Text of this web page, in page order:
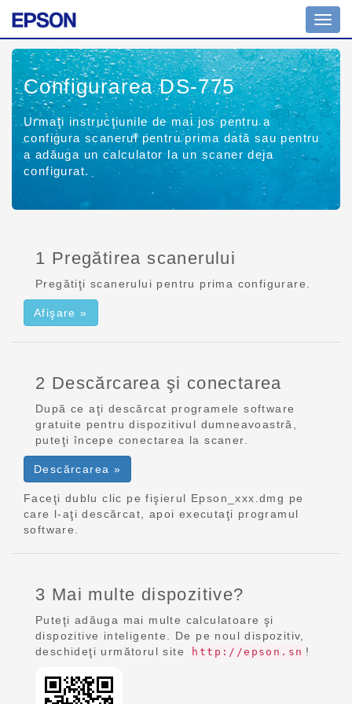
Configurarea DS-775
Urmaţi instrucţiunile de mai jos pentru a
configura scanerul pentru prima dată sau pentru
a adăuga un calculator la un scaner deja
configurat.
1 Pregătirea scanerului
Pregătiţi scanerului pentru prima configurare.
Afişare »
2 Descărcarea şi conectarea
După ce aţi descărcat programele software
gratuite pentru dispozitivul dumneavoastră,
puteţi începe conectarea la scaner.
Descărcarea »
Faceţi dublu clic pe fişierul Epson_xxx.dmg pe
care l-aţi descărcat, apoi executaţi programul
software.
3 Mai multe dispozitive?
Puteţi adăuga mai multe calculatoare şi
dispozitive inteligente. De pe noul dispozitiv,
deschideţi următorul site
http://epson.sn !